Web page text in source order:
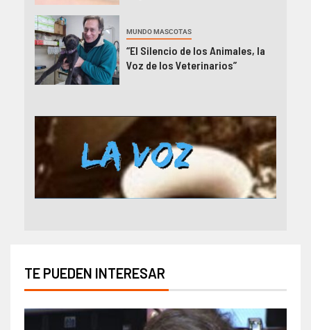
MUNDO MASCOTAS
“El Silencio de los Animales, la
Voz de los Veterinarios”
TE PUEDEN INTERESAR